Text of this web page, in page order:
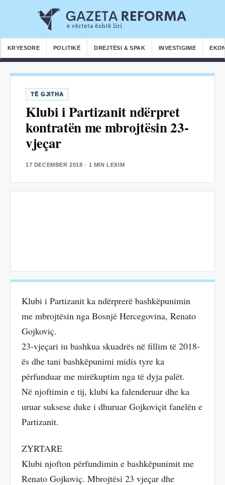
KRYESORE POLITIKË DREJTËSI & SPAK INVESTIGIME
TË GJITHA
Klubi i Partizanit ndërpret
kontratën me mbrojtësin 23-
vjeçar
17 DECEMBER 2018 · 1 MIN LEXIM
Klubi i Partizanit ka ndërprerë bashkëpunimin
me mbrojtësin nga Bosnjë Hercegovina, Renato
Gojkoviç.
23-vjeçari iu bashkua skuadrës në fillim të 2018-
ës dhe tani bashkëpunimi midis tyre ka
përfunduar me mirëkuptim nga të dyja palët.
Në njoftimin e tij, klubi ka falenderuar dhe ka
uruar suksese duke i dhuruar Gojkoviçit fanelën e
Partizanit.
ZYRTARE
Klubi njofton përfundimin e bashkëpunimit me
Renato Gojkoviç. Mbrojtësi 23 vjeçar dhe